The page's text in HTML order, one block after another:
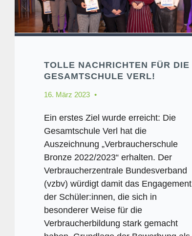
TOLLE NACHRICHTEN FÜR DIE
GESAMTSCHULE VERL!
16. März 2023
Ein erstes Ziel wurde erreicht: Die
Gesamtschule Verl hat die
Auszeichnung „Verbraucherschule
Bronze 2022/2023“ erhalten. Der
Verbraucherzentrale Bundesverband
(vzbv) würdigt damit das Engagement
der Schüler:innen, die sich in
besonderer Weise für die
Verbraucherbildung stark gemacht